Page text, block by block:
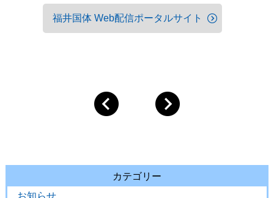
福井国体 Web配信ポータルサイト
カテゴリー
お知らせ